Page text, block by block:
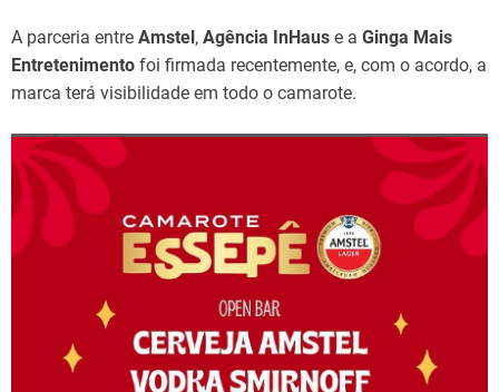
A parceria entre Amstel, Agência InHaus e a Ginga Mais
Entretenimento foi firmada recentemente, e, com o acordo, a
marca terá visibilidade em todo o camarote.